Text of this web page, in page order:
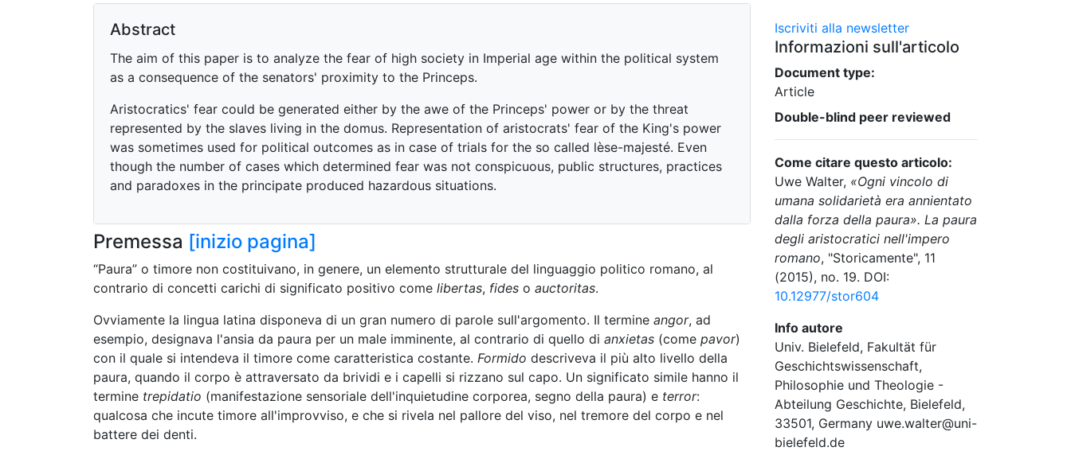
Abstract
The aim of this paper is to analyze the fear of high society in Imperial age within the political system
as a consequence of the senators' proximity to the Princeps.
Aristocratics' fear could be generated either by the awe of the Princeps' power or by the threat
represented by the slaves living in the domus. Representation of aristocrats' fear of the King's power
was sometimes used for political outcomes as in case of trials for the so called lèse-majesté. Even
though the number of cases which determined fear was not conspicuous, public structures, practices
and paradoxes in the principate produced hazardous situations.
Premessa [inizio pagina]
“Paura” o timore non costituivano, in genere, un elemento strutturale del linguaggio politico romano, al
contrario di concetti carichi di significato positivo come libertas, fides o auctoritas.
Ovviamente la lingua latina disponeva di un gran numero di parole sull'argomento. Il termine angor, ad
esempio, designava l'ansia da paura per un male imminente, al contrario di quello di anxietas (come pavor)
con il quale si intendeva il timore come caratteristica costante. Formido descriveva il più alto livello della
paura, quando il corpo è attraversato da brividi e i capelli si rizzano sul capo. Un significato simile hanno il
termine trepidatio (manifestazione sensoriale dell'inquietudine corporea, segno della paura) e terror:
qualcosa che incute timore all'improvviso, e che si rivela nel pallore del viso, nel tremore del corpo e nel
battere dei denti.
Iscriviti alla newsletter
Informazioni sull'articolo
Document type:
Article
Double-blind peer reviewed
Come citare questo articolo:
Uwe Walter, «Ogni vincolo di
umana solidarietà era annientato
dalla forza della paura». La paura
degli aristocratici nell'impero
romano, "Storicamente", 11
(2015), no. 19. DOI:
10.12977/stor604
Info autore
Univ. Bielefeld, Fakultät für
Geschichtswissenschaft,
Philosophie und Theologie -
Abteilung Geschichte, Bielefeld,
33501, Germany uwe.walter@uni-
bielefeld.de